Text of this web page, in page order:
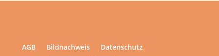
AGB Bildnachweis
Datenschutz